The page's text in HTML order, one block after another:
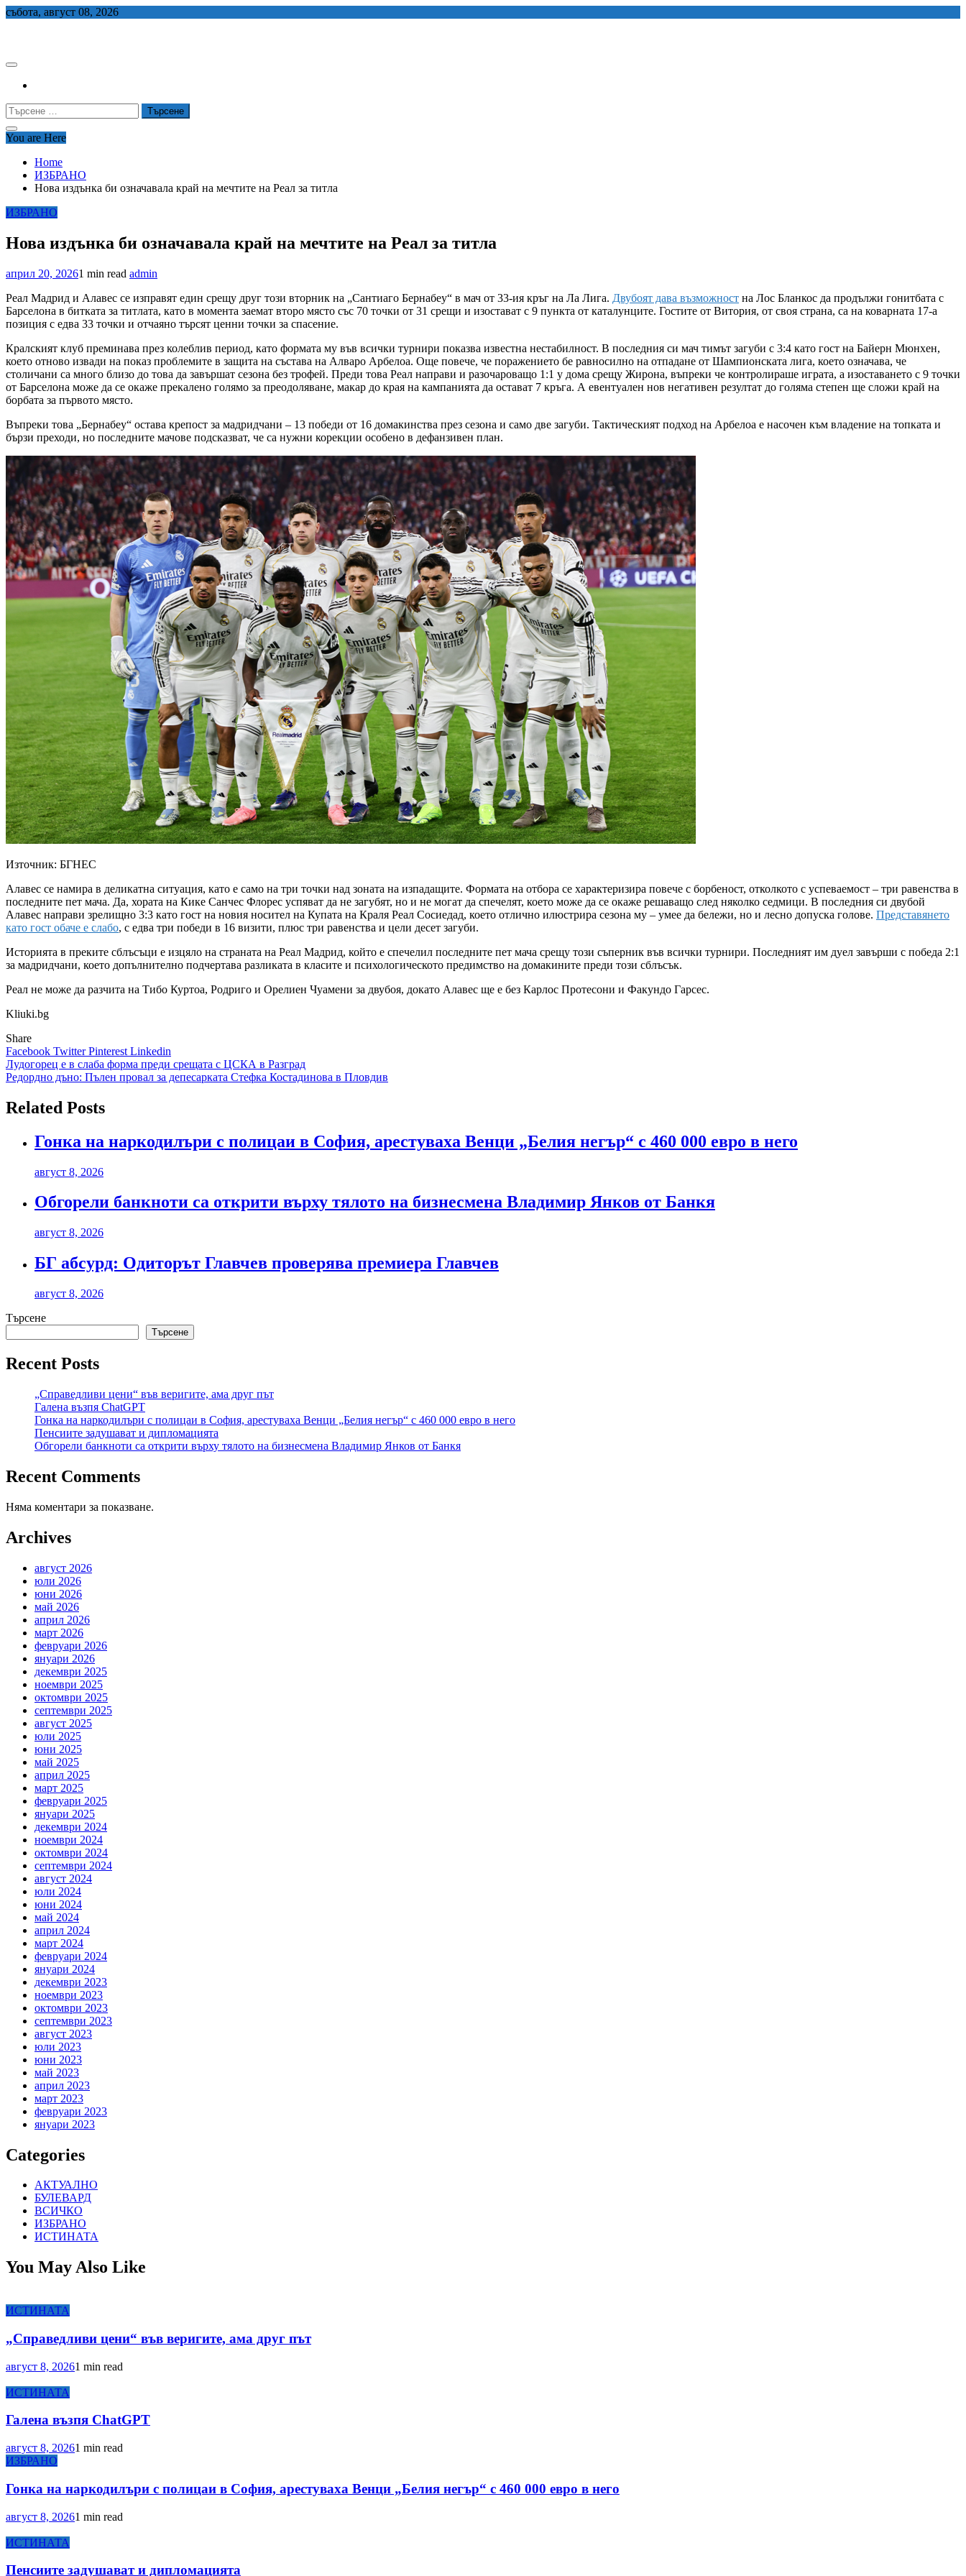
Skip
събота, август 08, 2026
Търсене
за:
You are Here
Home
ИЗБРАНО
Нова издънка би означавала край на мечтите на Реал за титла
ИЗБРАНО
Нова издънка би означавала край на мечтите на Реал за титла
април 20, 20261 min read admin
Реал Мадрид и Алавес се изправят един срещу друг този вторник на „Сантиаго Бернабеу“ в мач от 33-ия кръг на Ла Лига. Двубоят дава възможност на Лос Бланкос да продължи гонитбата с
Барселона в битката за титлата, като в момента заемат второ място със 70 точки от 31 срещи и изостават с 9 пункта от каталунците. Гостите от Витория, от своя страна, са на коварната 17-а
позиция с едва 33 точки и отчаяно търсят ценни точки за спасение.
Кралският клуб преминава през колеблив период, като формата му във всички турнири показва известна нестабилност. В последния си мач тимът загуби с 3:4 като гост на Байерн Мюнхен,
което отново извади на показ проблемите в защита на състава на Алваро Арбелоа. Още повече, че поражението бе равносилно на отпадане от Шампионската лига, което означава, че
столичани са много близо до това да завършат сезона без трофей. Преди това Реал направи и разочароващо 1:1 у дома срещу Жирона, въпреки че контролираше играта, а изоставането с 9 точки
от Барселона може да се окаже прекалено голямо за преодоляване, макар до края на кампанията да остават 7 кръга. А евентуален нов негативен резултат до голяма степен ще сложи край на
борбата за първото място.
Въпреки това „Бернабеу“ остава крепост за мадридчани – 13 победи от 16 домакинства през сезона и само две загуби. Тактическият подход на Арбелоа е насочен към владение на топката и
бързи преходи, но последните мачове подсказват, че са нужни корекции особено в дефанзивен план.
Източник: БГНЕС
Алавес се намира в деликатна ситуация, като е само на три точки над зоната на изпадащите. Формата на отбора се характеризира повече с борбеност, отколкото с успеваемост – три равенства в
последните пет мача. Да, хората на Кике Санчес Флорес успяват да не загубят, но и не могат да спечелят, което може да се окаже решаващо след няколко седмици. В последния си двубой
Алавес направи зрелищно 3:3 като гост на новия носител на Купата на Краля Реал Сосиедад, което отлично илюстрира сезона му – умее да бележи, но и лесно допуска голове. Представянето
като гост обаче е слабо, с едва три победи в 16 визити, плюс три равенства и цели десет загуби.
Историята в преките сблъсъци е изцяло на страната на Реал Мадрид, който е спечелил последните пет мача срещу този съперник във всички турнири. Последният им дуел завърши с победа 2:1
за мадридчани, което допълнително подчертава разликата в класите и психологическото предимство на домакините преди този сблъсък.
Реал не може да разчита на Тибо Куртоа, Родриго и Орелиен Чуамени за двубоя, докато Алавес ще е без Карлос Протесони и Факундо Гарсес.
Kliuki.bg
Share
Facebook TwitterPinterest Linkedin
Навигация
Лудогорец е в слаба форма преди срещата с ЦСКА в Разград
Редордно дъно: Пълен провал за депесарката Стефка Костадинова в Пловдив
Related Posts
Гонка на наркодилъри с полицаи в София, арестуваха Венци „Белия негър“ с 460 000 евро в него
август 8, 2026
Обгорели банкноти са открити върху тялото на бизнесмена Владимир Янков от Банкя
август 8, 2026
БГ абсурд: Одиторът Главчев проверява премиера Главчев
август 8, 2026
Търсене
Търсене
Recent Posts
„Справедливи цени“ във веригите, ама друг път
Галена възпя ChatGPT
Гонка на наркодилъри с полицаи в София, арестуваха Венци „Белия негър“ с 460 000 евро в него
Пенсиите задушават и дипломацията
Обгорели банкноти са открити върху тялото на бизнесмена Владимир Янков от Банкя
Recent Comments
Няма коментари за показване.
Archives
август 2026
юли 2026
юни 2026
май 2026
април 2026
март 2026
февруари 2026
януари 2026
декември 2025
ноември 2025
октомври 2025
септември 2025
август 2025
юли 2025
юни 2025
май 2025
април 2025
март 2025
февруари 2025
януари 2025
декември 2024
ноември 2024
октомври 2024
септември 2024
август 2024
юли 2024
юни 2024
май 2024
април 2024
март 2024
февруари 2024
януари 2024
декември 2023
ноември 2023
октомври 2023
септември 2023
август 2023
юли 2023
юни 2023
май 2023
април 2023
март 2023
февруари 2023
януари 2023
Categories
АКТУАЛНО
БУЛЕВАРД
ВСИЧКО
ИЗБРАНО
ИСТИНАТА
You May Also Like
ИСТИНАТА
„Справедливи цени“ във веригите, ама друг път
август 8, 20261 min read
ИСТИНАТА
Галена възпя ChatGPT
август 8, 20261 min read
ИЗБРАНО
Гонка на наркодилъри с полицаи в София, арестуваха Венци „Белия негър“ с 460 000 евро в него
август 8, 20261 min read
ИСТИНАТА
Пенсиите задушават и дипломацията